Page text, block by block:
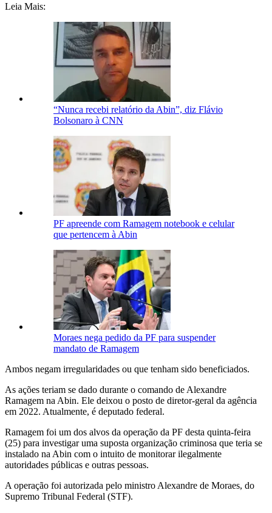
Leia Mais:
“Nunca recebi relatório da Abin”, diz Flávio
Bolsonaro à CNN
PF apreende com Ramagem notebook e celular
que pertencem à Abin
Moraes nega pedido da PF para suspender
mandato de Ramagem
Ambos negam irregularidades ou que tenham sido beneficiados.
As ações teriam se dado durante o comando de Alexandre
Ramagem na Abin. Ele deixou o posto de diretor-geral da agência
em 2022. Atualmente, é deputado federal.
Ramagem foi um dos alvos da operação da PF desta quinta-feira
(25) para investigar uma suposta organização criminosa que teria se
instalado na Abin com o intuito de monitorar ilegalmente
autoridades públicas e outras pessoas.
A operação foi autorizada pelo ministro Alexandre de Moraes, do
Supremo Tribunal Federal (STF).